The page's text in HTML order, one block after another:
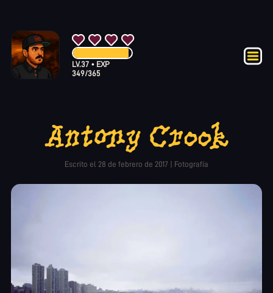
LV.37 •EXP
349/365
Antony Crook
Escrito el 28 de febrero de 2017 | Fotografía